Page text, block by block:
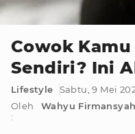
Cowok
Sendiri? Ini
Lifestyle
Sabtu, 9 Mei
Oleh
:
Wahyu Firmansyah